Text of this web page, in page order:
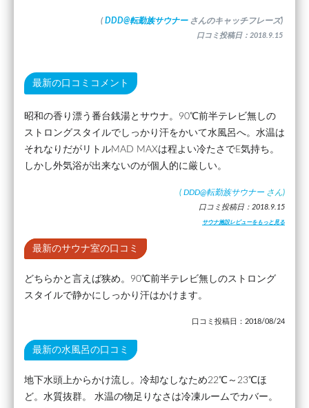
( DDD@転勤族サウナー さんのキャッチフレーズ)
口コミ投稿日：2018.9.15
最新の口コミコメント
昭和の香り漂う番台銭湯とサウナ。90℃前半テレビ無しの
ストロングスタイルでしっかり汗をかいて水風呂へ。水温は
それなりだがリトルMAD MAXは程よい冷たさでE気持ち。
しかし外気浴が出来ないのが個人的に厳しい。
( DDD@転勤族サウナー さん)
口コミ投稿日：2018.9.15
サウナ施設レビューをもっと見る
最新のサウナ室の口コミ
どちらかと言えば狭め。90℃前半テレビ無しのストロング
スタイルで静かにしっかり汗はかけます。
口コミ投稿日：2018/08/24
最新の水風呂の口コミ
地下水頭上からかけ流し。冷却なしなため22℃～23℃ほ
ど。水質抜群。 水温の物足りなさは冷凍ルームでカバー。